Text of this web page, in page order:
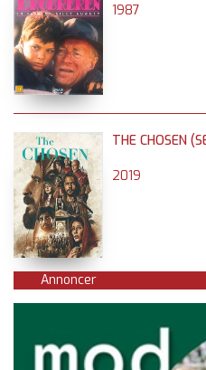
1987
THE CHOSEN
2019
Annoncer